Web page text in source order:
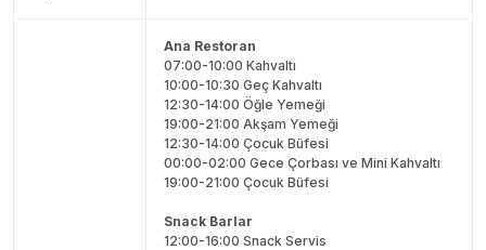
Ana Restoran
07:00-10:00 Kahvaltı
10:00-10:30 Geç Kahvaltı
12:30-14:00 Öğle Yemeği
19:00-21:00 Akşam Yemeği
12:30-14:00 Çocuk Büfesi
00:00-02:00 Gece Çorbası ve Mini Kahvaltı
19:00-21:00 Çocuk Büfesi
Snack Barlar
12:00-16:00 Snack Servis